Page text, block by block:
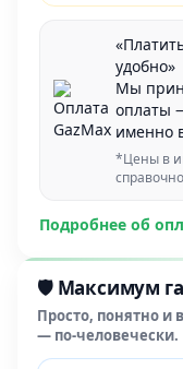
удобно»
Мы
оплаты
именно
*Цены в
Подробнее об
🛡️ Максимум
Просто, понятно и
— по-человечески.